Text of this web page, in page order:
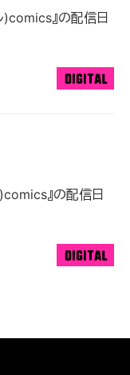
)comics』の配信日
)comics』の配信日